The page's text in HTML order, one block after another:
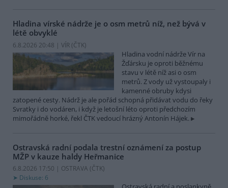
Hladina vírské nádrže je o osm metrů níž, než bývá v
létě obvyklé
6.8.2026 20:48 | VÍR (ČTK)
Hladina vodní nádrže Vír na
Žďársku je oproti běžnému
stavu v létě níž asi o osm
metrů. Z vody už vystoupaly i
kamenné obruby kdysi
zatopené cesty. Nádrž je ale pořád schopná přidávat vodu do řeky
Svratky i do vodáren, i když je letošní léto oproti předchozím
mimořádně horké, řekl ČTK vedoucí hrázný Antonín Hájek.
Ostravská radní podala trestní oznámení za postup
MŽP v kauze haldy Heřmanice
6.8.2026 17:50 | OSTRAVA (ČTK)
Diskuse: 6